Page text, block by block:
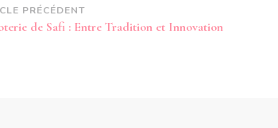
PRÉCÉDENT
de Safi : Entre Tradition et Innovation